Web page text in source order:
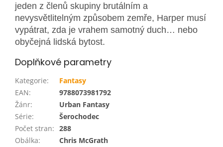
jeden z členů skupiny brutálním a
nevysvětlitelným způsobem zemře, Harper musí
vypátrat, zda je vrahem samotný duch… nebo
obyčejná lidská bytost.
Doplňkové parametry
Kategorie:
Fantasy
EAN:
9788073981792
Žánr:
Urban Fantasy
Série:
Šerochodec
Počet stran: 288
Obálka:
Chris McGrath